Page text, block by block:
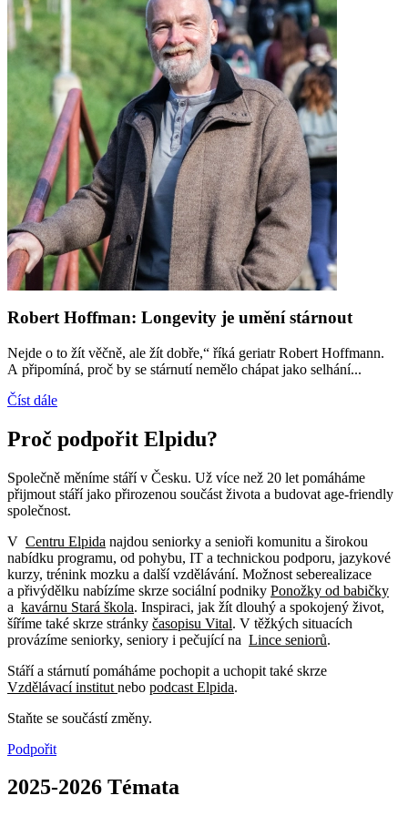
Robert Hoffman: Longevity je umění stárnout
Nejde o to žít věčně, ale žít dobře,“ říká geriatr Robert Hoffmann.
A připomíná, proč by se stárnutí nemělo chápat jako selhání...
Číst dále
Proč podpořit Elpidu?
Společně měníme stáří v Česku. Už více než 20 let pomáháme
přijmout stáří jako přirozenou součást života a budovat age-friendly
společnost.
V Centru Elpida najdou seniorky a senioři komunitu a širokou
nabídku programu, od pohybu, IT a technickou podporu, jazykové
kurzy, trénink mozku a další vzdělávání. Možnost seberealizace
a přivýdělku nabízíme skrze sociální podniky Ponožky od babičky
a kavárnu Stará škola. Inspiraci, jak žít dlouhý a spokojený život,
šíříme také skrze stránky časopisu Vital. V těžkých situacích
provázíme seniorky, seniory i pečující na Lince seniorů.
Stáří a stárnutí pomáháme pochopit a uchopit také skrze
Vzdělávací institut nebo podcast Elpida.
Staňte se součástí změny.
Podpořit
2025-2026 Témata